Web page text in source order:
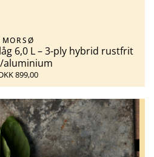
MORSØ
6,0 L – 3-ply hybrid rustfrit
aluminium
899,00